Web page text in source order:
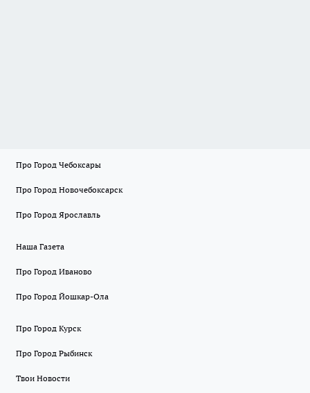
Про Город Чебоксары
Про Город Новочебоксарск
Про Город Ярославль
Наша Газета
Про Город Иваново
Про Город Йошкар-Ола
Про Город Курск
Про Город Рыбинск
Твои Новости